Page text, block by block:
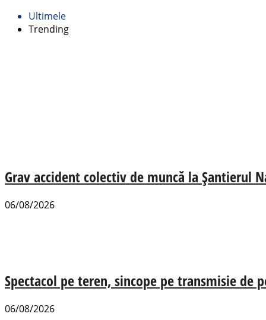
Ultimele
Trending
Grav accident colectiv de muncă la Șantierul
06/08/2026
Spectacol pe teren, sincope pe transmisie
06/08/2026